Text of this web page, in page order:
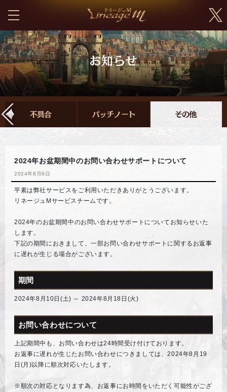
2024年お盆期間中のお問い合わせサポートについて
2024年8月6日
平素は弊社サービスをご利用いただきありがとうございます。
リネージュMサービスチームです。
2024年のお盆期間中のお問い合わせサポートについてお知らせいた
します。
下記の期間におきまして、一部お問い合わせサポートに関するお返事
に遅れが生じる場合がございます。
期間
2024年8月10日(土) ～ 2024年8月18日(火)
お問い合わせについて
上記期間中も、お問い合わせは24時間受け付けております。
お返事に遅れが生じたお問い合わせにつきましては、2024年8月19
日(月)以降に順次対応いたします。
※順次の対応となります為、お返事にお時間をいただく可能性がござ